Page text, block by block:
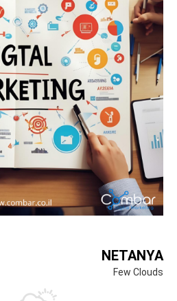
NETANYA
Few Clouds